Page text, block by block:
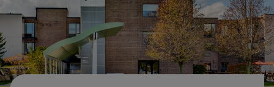
Buscar un centro
Inversores
Empleos